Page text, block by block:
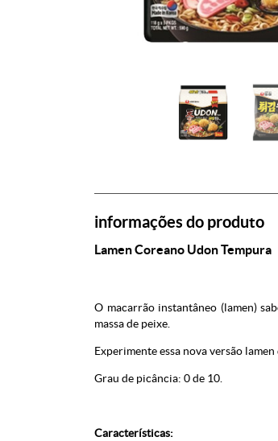
informações do produto
Lamen Coreano Udon Tempura
O macarrão instantâneo (lamen)
massa de peixe.
Experimente essa nova versão
Grau de picância: 0 de 10.
Características: